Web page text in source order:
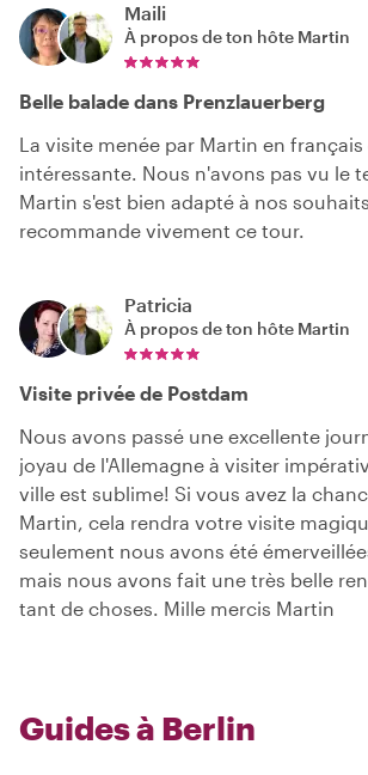
Maili
À propos de ton hôte Martin
Belle balade dans Prenzlauerberg
La visite menée par Martin en
intéressante. Nous n'avons pas vu le
Martin s'est bien adapté à nos
recommande vivement ce tour.
Patricia
À propos de ton hôte Martin
Visite privée de Postdam
Nous avons passé une excellente
joyau de l'Allemagne à visiter
ville est sublime! Si vous avez la
Martin, cela rendra votre visite
seulement nous avons été
mais nous avons fait une très belle
tant de choses. Mille mercis Martin
Guides à Berlin